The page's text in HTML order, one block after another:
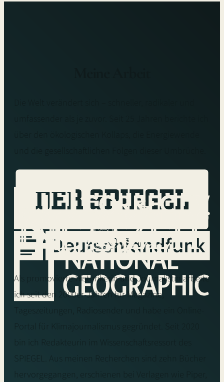
Als promovierte Historikerin und Journalistin arbeite
ich seit den 2000er-Jahren für Magazine,
bin ich Redakteurin im Wissenschaftsressort des
SPIEGEL. Aus meinen Recherchen sind zehn Bücher
hervorgegangen, erschienen bei Verlagen wie Piper,